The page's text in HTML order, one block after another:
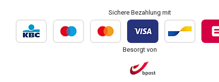
Sichere Bezahlung mit
Besorgt von